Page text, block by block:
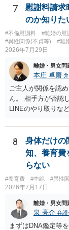
よいと思います。
いとして，この点
今後のことを考え
す。今ある証拠以
るのであれば，前
値と夫との関係と
いるのであれば，
書士との協議にな
の見極めや，相手
定しているのかに
あれば，本人（行
り変わらないよう
もよいように思い
しかなくなるよう
談して進めること
7
慰謝料請求
のか知りた
#不倫慰謝料 #離婚の慰
#異性関係(不貞等)
#離
2026年7月29日
離婚・男女問
本庄 卓磨
ご主人が関係を認
ん。 相手方が否認
LINEのやり取りな
個別の事情により
すめします。
8
身体だけの
知、養育費
らない
#養育費 #中絶 #異性
2026年7月17日
離婚・男女問
泉 亮介 弁護
まずはDNA鑑定等